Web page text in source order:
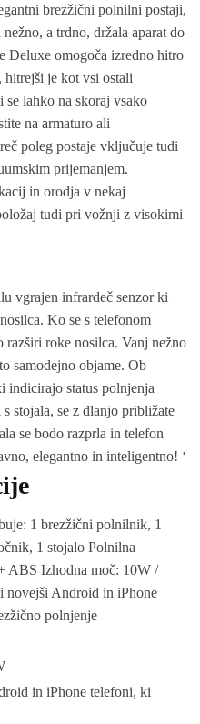
brezžični polnilni postaji,
a trdno, držala aparat do
Deluxe omogoča izredno hitro
je kot vsi ostali
lahko na skoraj vsako
na armaturo ali
poleg postaje vključuje tudi
prijemanjem.
in orodja v nekaj
tudi pri vožnji z visokimi
vgrajen infrardeč senzor ki
Ko se s telefonom
razširi roke nosilca. Vanj nežno
samodejno objame. Ob
indicirajo status polnjenja
stojala, se z dlanjo približate
se bodo razprla in telefon
elegantno in inteligentno! ‘
1 brezžični polnilnik, 1
1 stojalo Polnilna
ABS Izhodna moč: 10W /
novejši Android in iPhone
polnjenje
in iPhone telefoni, ki